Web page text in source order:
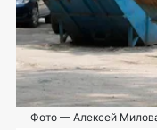
Фото — Алексей